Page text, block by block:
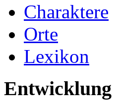
Charaktere
Orte
Lexikon
Entwicklung